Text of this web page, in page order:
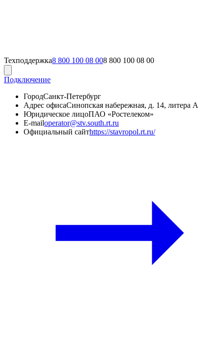
Техподдержка8 800 100 08 008 800 100 08 00
Подключение
ГородСанкт-Петербург
Адрес офисаСинопская набережная, д. 14, литера А
Юридическое лицоПАО «Ростелеком»
E-mailoperator@stv.south.rt.ru
Официальный сайтhttps://stavropol.rt.ru/